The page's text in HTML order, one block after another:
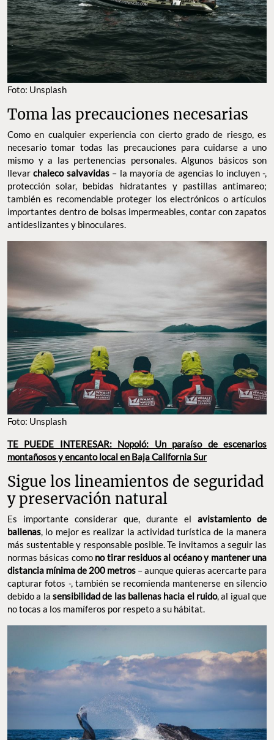
Foto: Unsplash
Toma las precauciones necesarias
Como en cualquier experiencia con cierto grado de riesgo, es
necesario tomar todas las precauciones para cuidarse a uno
mismo y a las pertenencias personales. Algunos básicos son
llevar chaleco salvavidas– la mayoría de agencias lo incluyen -,
protección solar, bebidas hidratantes y pastillas antimareo;
también es recomendable proteger los electrónicos o artículos
importantes dentro de bolsas impermeables, contar con zapatos
antideslizantes y binoculares.
Foto: Unsplash
TE PUEDE INTERESAR: Nopoló: Un paraíso de escenarios
montañosos y encanto local en Baja California Sur
Sigue los lineamientos de seguridad
y preservación natural
Es importante considerar que, durante el avistamiento de
ballenas , lo mejor es realizar la actividad turística de la manera
más sustentable y responsable posible. Te invitamos a seguir las
normas básicas como no tirar residuos al océano y mantener una
distancia mínima de 200 metros – aunque quieras acercarte para
capturar fotos -, también se recomienda mantenerse en silencio
debido a la sensibilidad de las ballenas hacia el ruido, al igual que
no tocas a los mamíferos por respeto a su hábitat.